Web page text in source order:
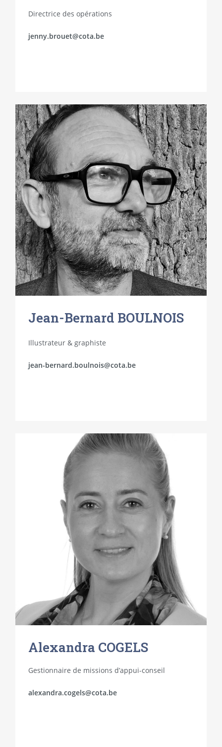
Directrice des opérations
jenny.brouet@cota.be
Jean-Bernard BOULNOIS
Illustrateur & graphiste
jean-bernard.boulnois@cota.be
Alexandra COGELS
Gestionnaire de missions d’appui-conseil
alexandra.cogels@cota.be